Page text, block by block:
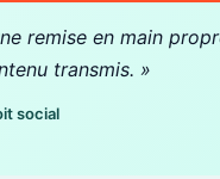
remise en main
transmis. »
social